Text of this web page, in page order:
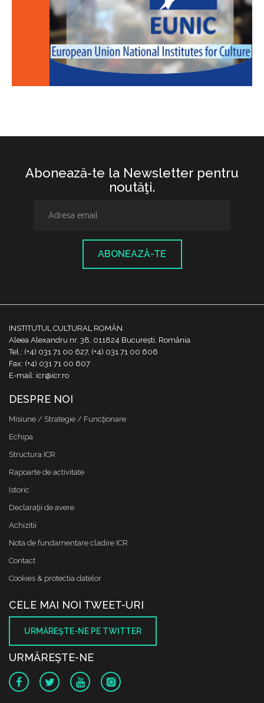
Abonează-te la Newsletter pentru
noutăţi.
ABONEAZĂ-TE
INSTITUTUL CULTURAL ROMÂN
Aleea Alexandru nr. 38, 011824 București, România
Tel.: (+4) 031 71 00 627, (+4) 031 71 00 606
Fax: (+4) 031 71 00 607
E-mail: icr@icr.ro
DESPRE NOI
Misiune / Strategie / Funcţionare
Echipa
Structura ICR
Rapoarte de activitate
Istoric
Declaraţii de avere
Achizitii
Nota de fundamentare cladire ICR
Contact
Cookies & protectia datelor
CELE MAI NOI TWEET-URI
URMĂREŞTE-NE PE TWITTER
URMĂREŞTE-NE